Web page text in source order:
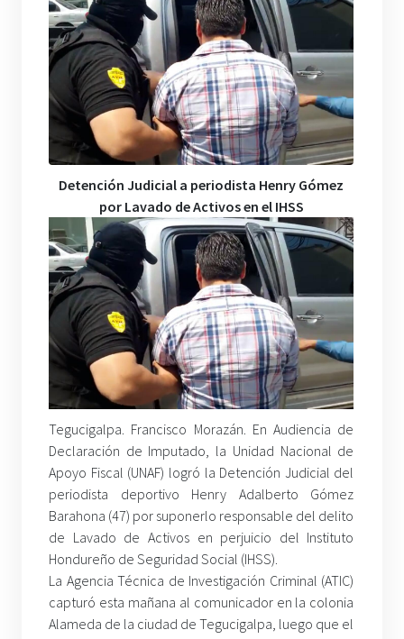
Detención Judicial a periodista Henry Gómez
por Lavado de Activos en el IHSS
Tegucigalpa. Francisco Morazán. En Audiencia de
Declaración de Imputado, la Unidad Nacional de
Apoyo Fiscal (UNAF) logró la Detención Judicial del
periodista deportivo Henry Adalberto Gómez
Barahona (47) por suponerlo responsable del delito
de Lavado de Activos en perjuicio del Instituto
Hondureño de Seguridad Social (IHSS).
La Agencia Técnica de Investigación Criminal (ATIC)
capturó esta mañana al comunicador en la colonia
Alameda de la ciudad de Tegucigalpa, luego que el